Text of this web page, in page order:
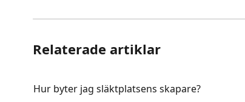
Relaterade artiklar
Hur byter jag släktplatsens skapare?